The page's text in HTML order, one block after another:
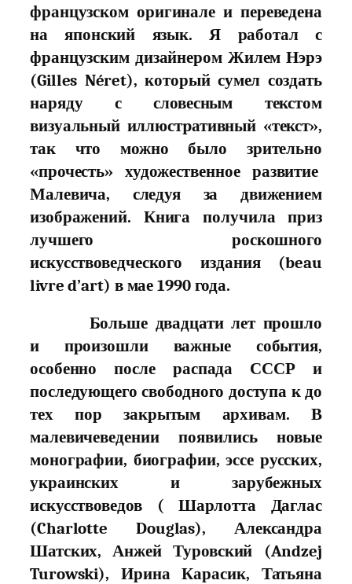
французском оригинале и переведена
на японский язык. Я работал с
французским дизайнером Жилем Нэрэ
(Gilles Néret), который сумел создать
наряду с словесным текстом
визуальный иллюстpативный «текст»,
так что можно было зрительно
«прочесть» художественное развитие
Малевича, следуя за движением
изображений. Книга получила приз
лучшего роскошного
искусствоведческого издания (beau
livre d’art) в мае 1990 года.
Больше двадцати лет прошло
и произошли важные события,
особенно после распада СССР и
последующего свободного доступа к до
тех пор закрытым архивам. В
малевичеведении появились новые
монографии, биографии, эссе русских,
украинских и зарубежных
искусствоведов ( Шарлотта Даглас
(Charlotte Douglas), Александра
Шатских, Анжей Туровский (Andzej
Turowski), Ирина Карасик, Татьяна